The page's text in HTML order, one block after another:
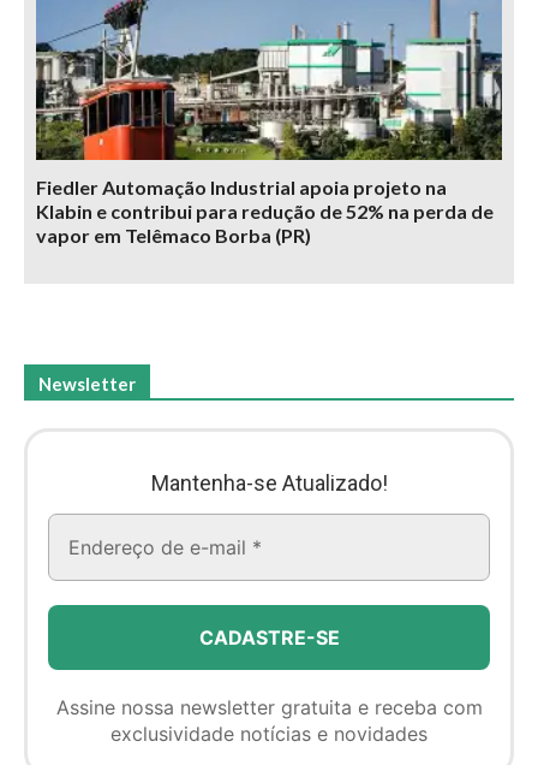
Fiedler Automação Industrial apoia projeto na
Klabin e contribui para redução de 52% na perda de
vapor em Telêmaco Borba (PR)
Newsletter
Mantenha-se Atualizado!
Assine nossa newsletter gratuita e receba com
exclusividade notícias e novidades